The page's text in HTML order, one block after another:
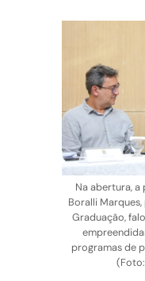
Na abertura, a
Boralli
Graduação,
programas de